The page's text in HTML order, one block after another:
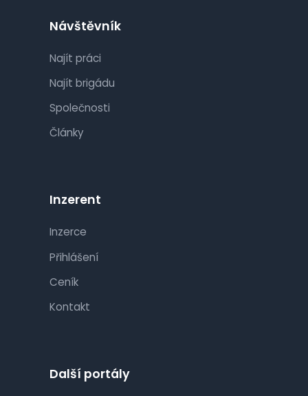
Návštěvník
Najít práci
Najít brigádu
Společnosti
Články
Inzerent
Inzerce
Přihlášení
Ceník
Kontakt
Další portály